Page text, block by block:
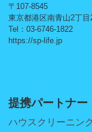
〒107-8545
東京都港区南青山2丁
Tel：03-6746-1822
https://sp-life.jp
提携パートナー
ハウスクリーニン